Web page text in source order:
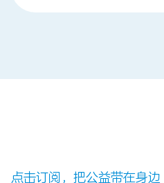
点击订阅，把公益带在身边